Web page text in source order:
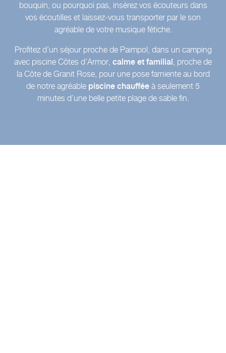
bouquin, ou pourquoi pas, insérez vos écouteurs dans
vos écoutilles et laissez-vous transporter par le son
agréable de votre musique fétiche.
Profitez d’un séjour proche de Paimpol, dans un camping
avec piscine Côtes d’Armor, calme et familial , proche de
la Côte de Granit Rose, pour une pose farniente au bord
de notre agréable piscine chauffée à seulement 5
minutes d’une belle petite plage de sable fin.